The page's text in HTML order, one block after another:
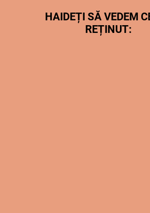
HAIDEȚI SĂ VEDEM
REȚINUT: